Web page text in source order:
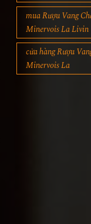
mua Rượu Vang
Minervois La Livin
cửa hàng Rượu
Minervois La